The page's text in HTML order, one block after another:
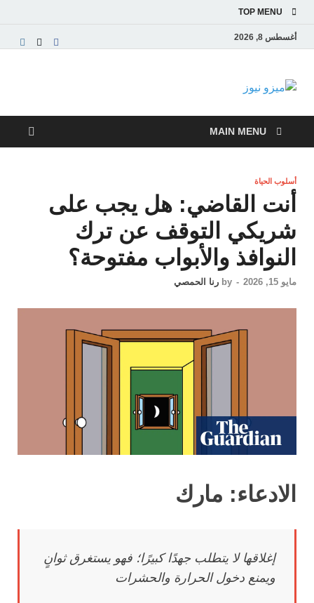
TOP MENU
أغسطس 8, 2026
ميزو نيوز
والاقتصادية
MAIN MENU
أسلوب الحياة
أنت القاضي: هل يجب على
شريكي التوقف عن ترك
النوافذ والأبواب مفتوحة؟
مايو 15, 2026 -
by رنا الحمصي
الادعاء: مارك
إغلاقهالا يتطلب جهدًا كبيرًا؛ فهو يستغرق ثوانٍ
ويمنع دخول الحرارة والحشرات